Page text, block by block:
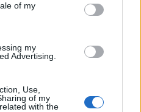
of my
my
Advertising.
Use,
of my
with the
για πρώτη φορά
για την δημόσια υγεία